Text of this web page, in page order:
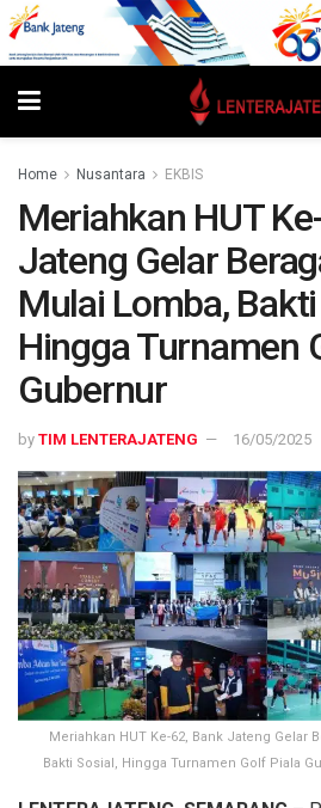
Home Nusantara EKBIS
Meriahkan HUT
Jateng Gelar
Mulai Lomba,
Hingga Turnamen
Gubernur
by TIM LENTERAJATENG 16/05/2025
Meriahkan HUT Ke-62, Bank Jateng Gelar
Bakti Sosial, Hingga Turnamen Golf Piala